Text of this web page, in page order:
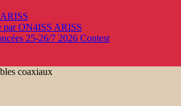
ARISS
par ON4ISS ARISS
25-26/7 2026 Contest
coaxiaux